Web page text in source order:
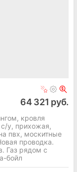
64 321 руб.
кровля
у, прихожая,
пвх, москитные
проводка.
Газ рядом с
бойл